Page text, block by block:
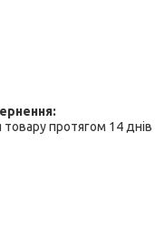
протягом 14 днів